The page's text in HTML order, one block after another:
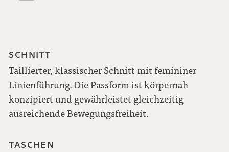
SCHNITT
Taillierter, klassischer Schnitt mit femininer
Linienführung. Die Passform ist körpernah
konzipiert und gewährleistet gleichzeitig
ausreichende Bewegungsfreiheit.
TASCHEN